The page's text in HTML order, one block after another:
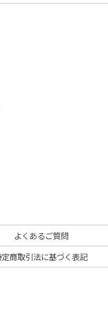
よくあるご質問
商取引法に基づく表記